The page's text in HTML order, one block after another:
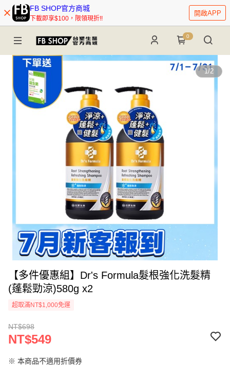
FB SHOP官方商城
下載即享$100，限領現折!!
開啟APP
0
1/2
【多件優惠組】Dr's Formula髮根強化洗髮精
(蓬鬆勁涼)580g x2
超取滿NT$1,000免運
NT$698
NT$549
※ 本商品不適用折價券